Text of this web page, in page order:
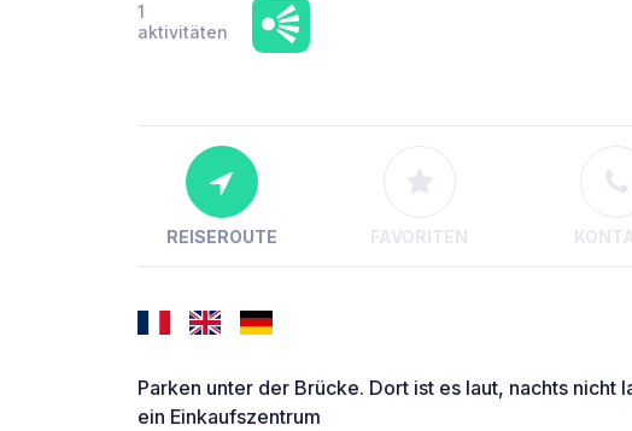
1
aktivitäten
REISEROUTE FAVORITEN
Parken unter der Brücke. Dort ist es laut, nachts nicht
ein Einkaufszentrum